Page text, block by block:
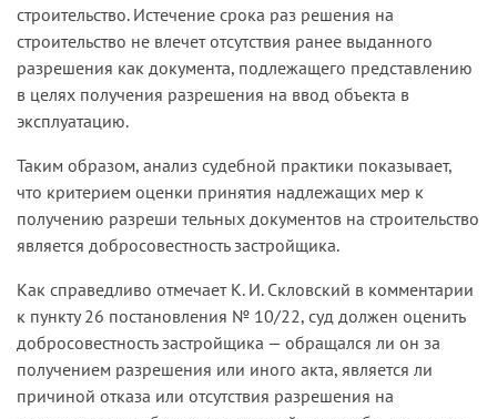
строительство. Истечение срока раз­ решения на
строительство не влечет отсутствия ранее выданного
разрешения как документа, подлежащего представлению
в целях получения разрешения на ввод объекта в
эксплуатацию.
Таким образом, анализ судебной практики показывает,
что кри­терием оценки принятия надлежащих мер к
получению разреши­ тельных документов на строительство
является добросовестность застройщика.
Как справедливо отмечает К. И. Скловский в комментарии
к пункту 26 постановления № 10/22, суд должен оценить
добросовестность застройщика — обращался ли он за
получением разрешения или иного акта, является ли
причиной отказа или отсутствия разрешения на